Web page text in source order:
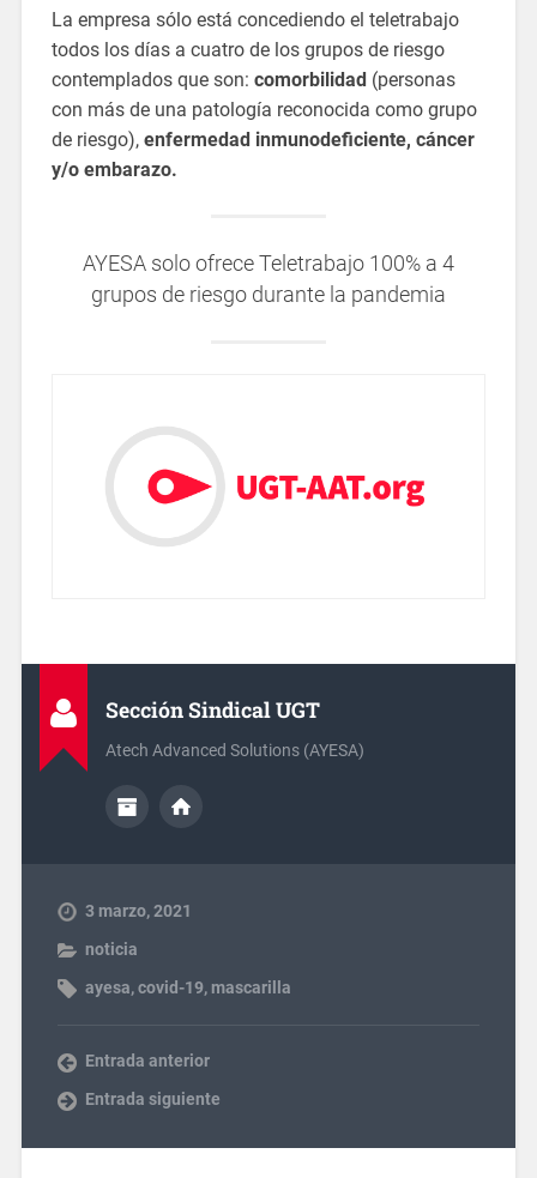
La empresa sólo está concediendo el teletrabajo
todos los días a cuatro de los grupos de riesgo
contemplados que son: comorbilidad (personas
con más de una patología reconocida como grupo
de riesgo),enfermedad inmunodeficiente, cáncer
y/o embarazo.
AYESA solo ofrece Teletrabajo 100% a 4
grupos de riesgo durante la pandemia
Sección Sindical UGT
Atech Advanced Solutions (AYESA)
3 marzo, 2021
noticia
ayesa,covid-19, mascarilla
Entrada anterior
Entrada siguiente